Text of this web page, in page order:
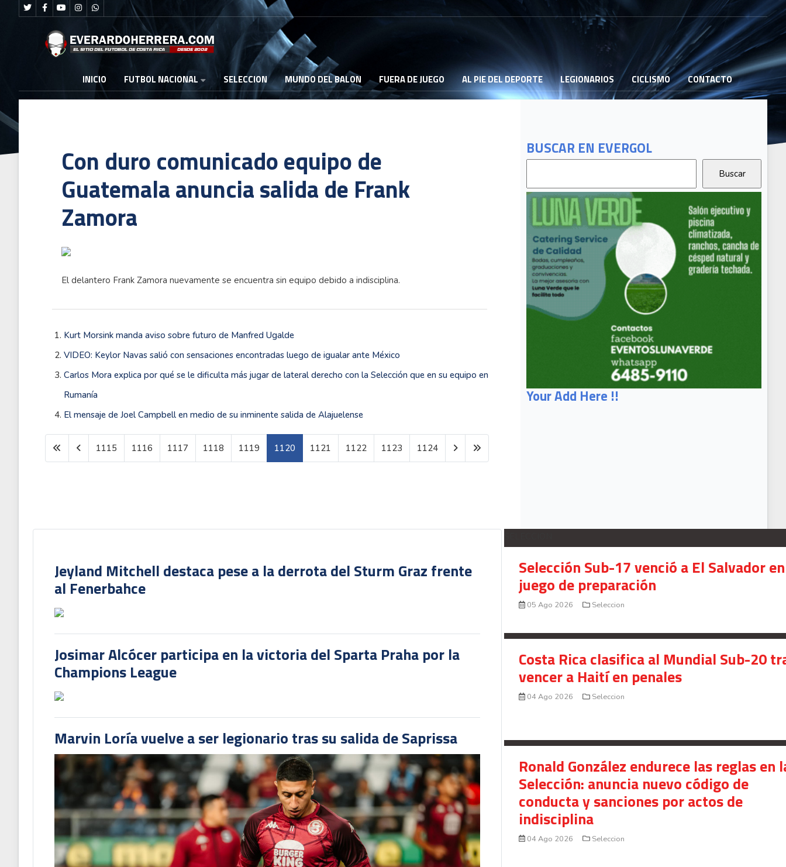
INICIO FUTBOL NACIONAL SELECCION MUNDO DEL BALON FUERA DE JUEGO AL PIE DEL DEPORTE LEGIONARIOS CICLISMO CONTACTO
BUSCAR EN EVERGOL
Your Add Here !!
Con duro comunicado equipo de
Guatemala anuncia salida de Frank
Zamora
El delantero Frank Zamora nuevamente se encuentra sin equipo debido a indisciplina.
Kurt Morsink manda aviso sobre futuro de Manfred Ugalde
VIDEO: Keylor Navas salió con sensaciones encontradas luego de igualar ante México
Carlos Mora explica por qué se le dificulta más jugar de lateral derecho con la Selección que en su equipo en
Rumanía
El mensaje de Joel Campbell en medio de su inminente salida de Alajuelense
Página 1120 de 1599
1115 1116 1117 1118 1119 1120 1121 1122 1123 1124
Jeyland Mitchell destaca pese a la derrota del Sturm Graz frente
al Fenerbahce
Josimar Alcócer participa en la victoria del Sparta Praha por la
Champions League
Marvin Loría vuelve a ser legionario tras su salida de Saprissa
Selección Sub-17 venció a El Salvador en
juego de preparación
05 Ago 2026 Seleccion
Costa Rica clasifica al Mundial Sub-20
vencer a Haití en penales
04 Ago 2026 Seleccion
Ronald González endurece las reglas en
Selección: anuncia nuevo código de
conducta y sanciones por actos de
indisciplina
04 Ago 2026 Seleccion